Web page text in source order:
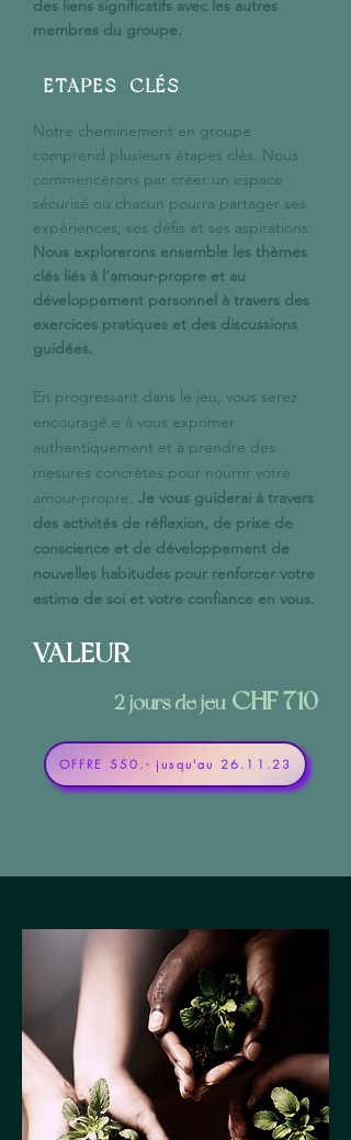
des liens significatifs avec les autres
membres du groupe.
ETAPES-CLÉS
Notre cheminement en groupe
comprend plusieurs étapes clés. Nous
commencerons par créer un espace
sécurisé où chacun pourra partager ses
expériences, ses défis et ses aspirations.
Nous explorerons ensemble les thèmes
clés liés à l'amour-propre et au
développement personnel à travers des
exercices pratiques et des discussions
guidées.
En progressant dans le jeu, vous serez
encouragé.e à vous exprimer
authentiquement et à prendre des
mesures concrètes pour nourrir votre
amour-propre. Je vous guiderai à travers
des activités de réflexion, de prise de
conscience et de développement de
nouvelles habitudes pour renforcer votre
estime de soi et votre confiance en vous.
VALEUR
2 jours de jeu CHF 710
OFFRE 550.- jusqu'au 26.11.23